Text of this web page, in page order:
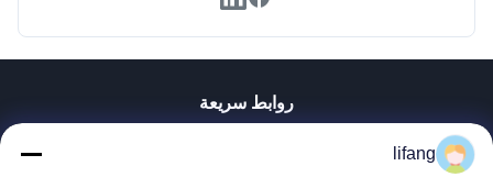
روابط سريعة
lifang